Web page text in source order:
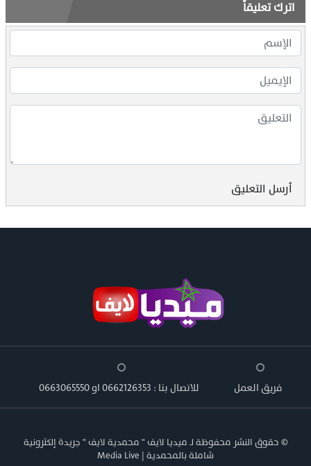
اترك تعليقاً
أرسل التعليق
فريق العمل للاتصال بنا : 0662126353 او 0663065550
© حقوق النشر محفوظة لـ ميديا لايف " محمدية لايف " جريدة إلكترونية
شاملة بالمحمدية | Media Live